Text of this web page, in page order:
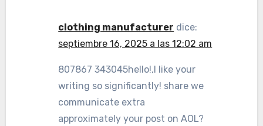
clothing manufacturer dice:
septiembre 16, 2025 a las 12:02 am
807867 343045hello!,I like your
writing so significantly! share we
communicate extra
approximately your post on AOL?